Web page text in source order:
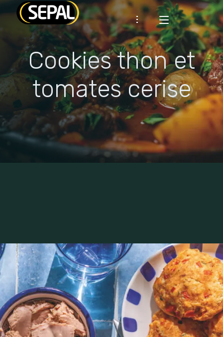
SEPAL
Présentation
Démarche RSE
Historique
CLIENTS
Industrie
MARQUES
RECETTES
ACTUS
Cookies thon et
tomates cerise